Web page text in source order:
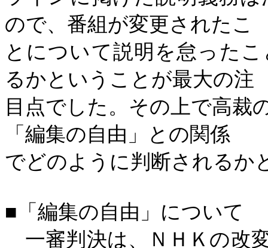
ので、番組が変更されたこ
とについて説明を怠った
るかということが最大の注
目点でした。その上で高裁
「編集の自由」との関係
でどのように判断されるか
■「編集の自由」について
一審判決は、ＮＨＫの改